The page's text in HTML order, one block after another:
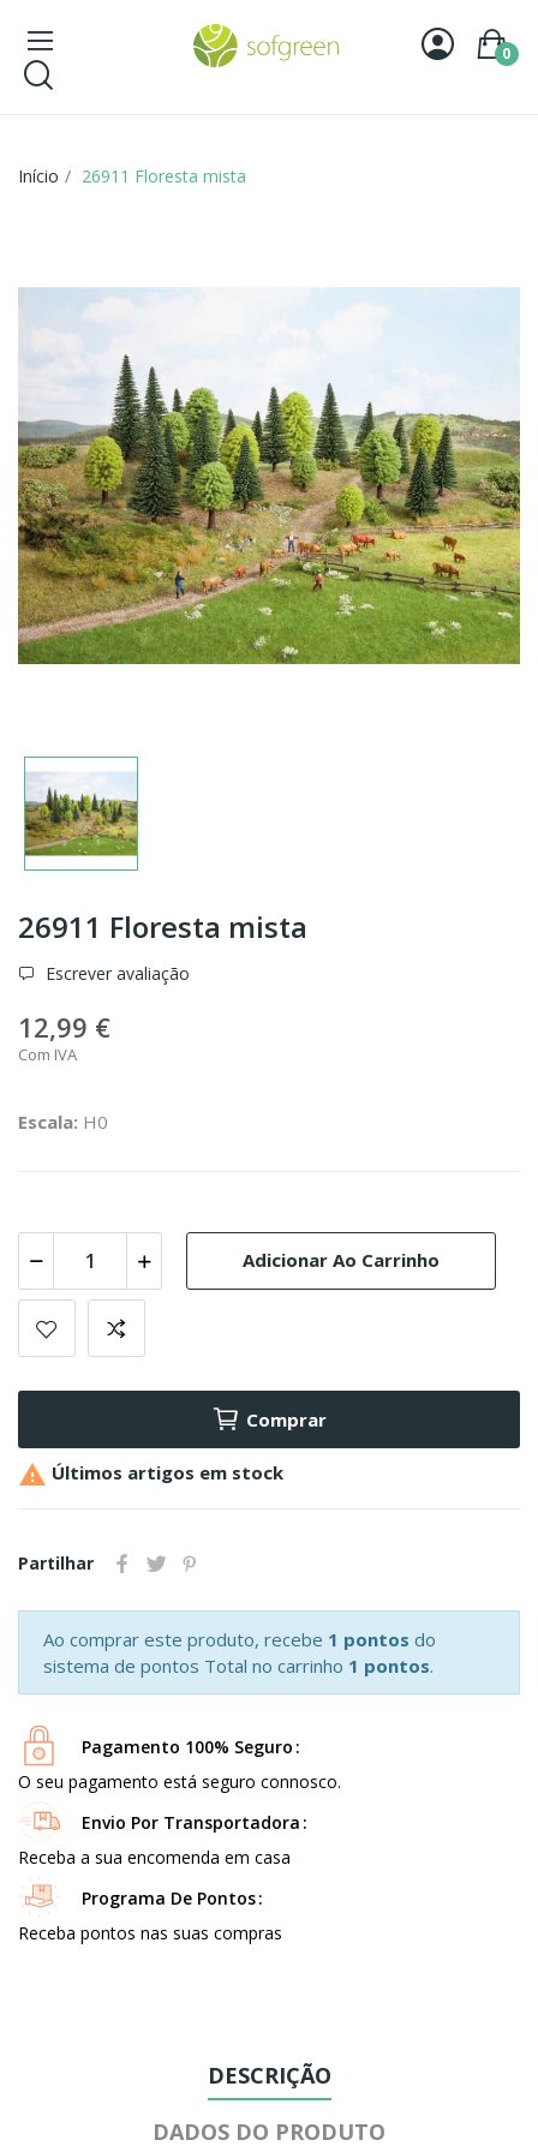
0
Início 26911 Floresta mista
26911 Floresta mista
Escrever avaliação
12,99 €
Com IVA
Escala: H0
Adicionar Ao Carrinho
Comprar
 Últimos artigos em stock
Partilhar
Ao comprar este produto, recebe 1 pontos do
sistema de pontos Total no carrinho 1 pontos.
Pagamento 100% Seguro
O seu pagamento está seguro connosco.
Envio Por Transportadora
Receba a sua encomenda em casa
Programa De Pontos
Receba pontos nas suas compras
DESCRIÇÃO
DADOS DO PRODUTO